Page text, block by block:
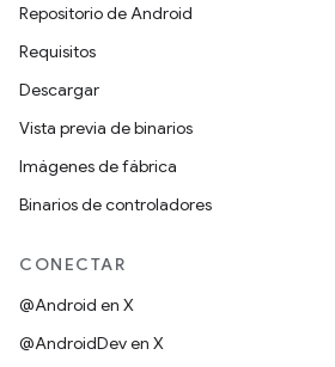
Repositorio de Android
Requisitos
Descargar
Vista previa de binarios
Imágenes de fábrica
Binarios de controladores
CONECTAR
@Android en X
@AndroidDev en X